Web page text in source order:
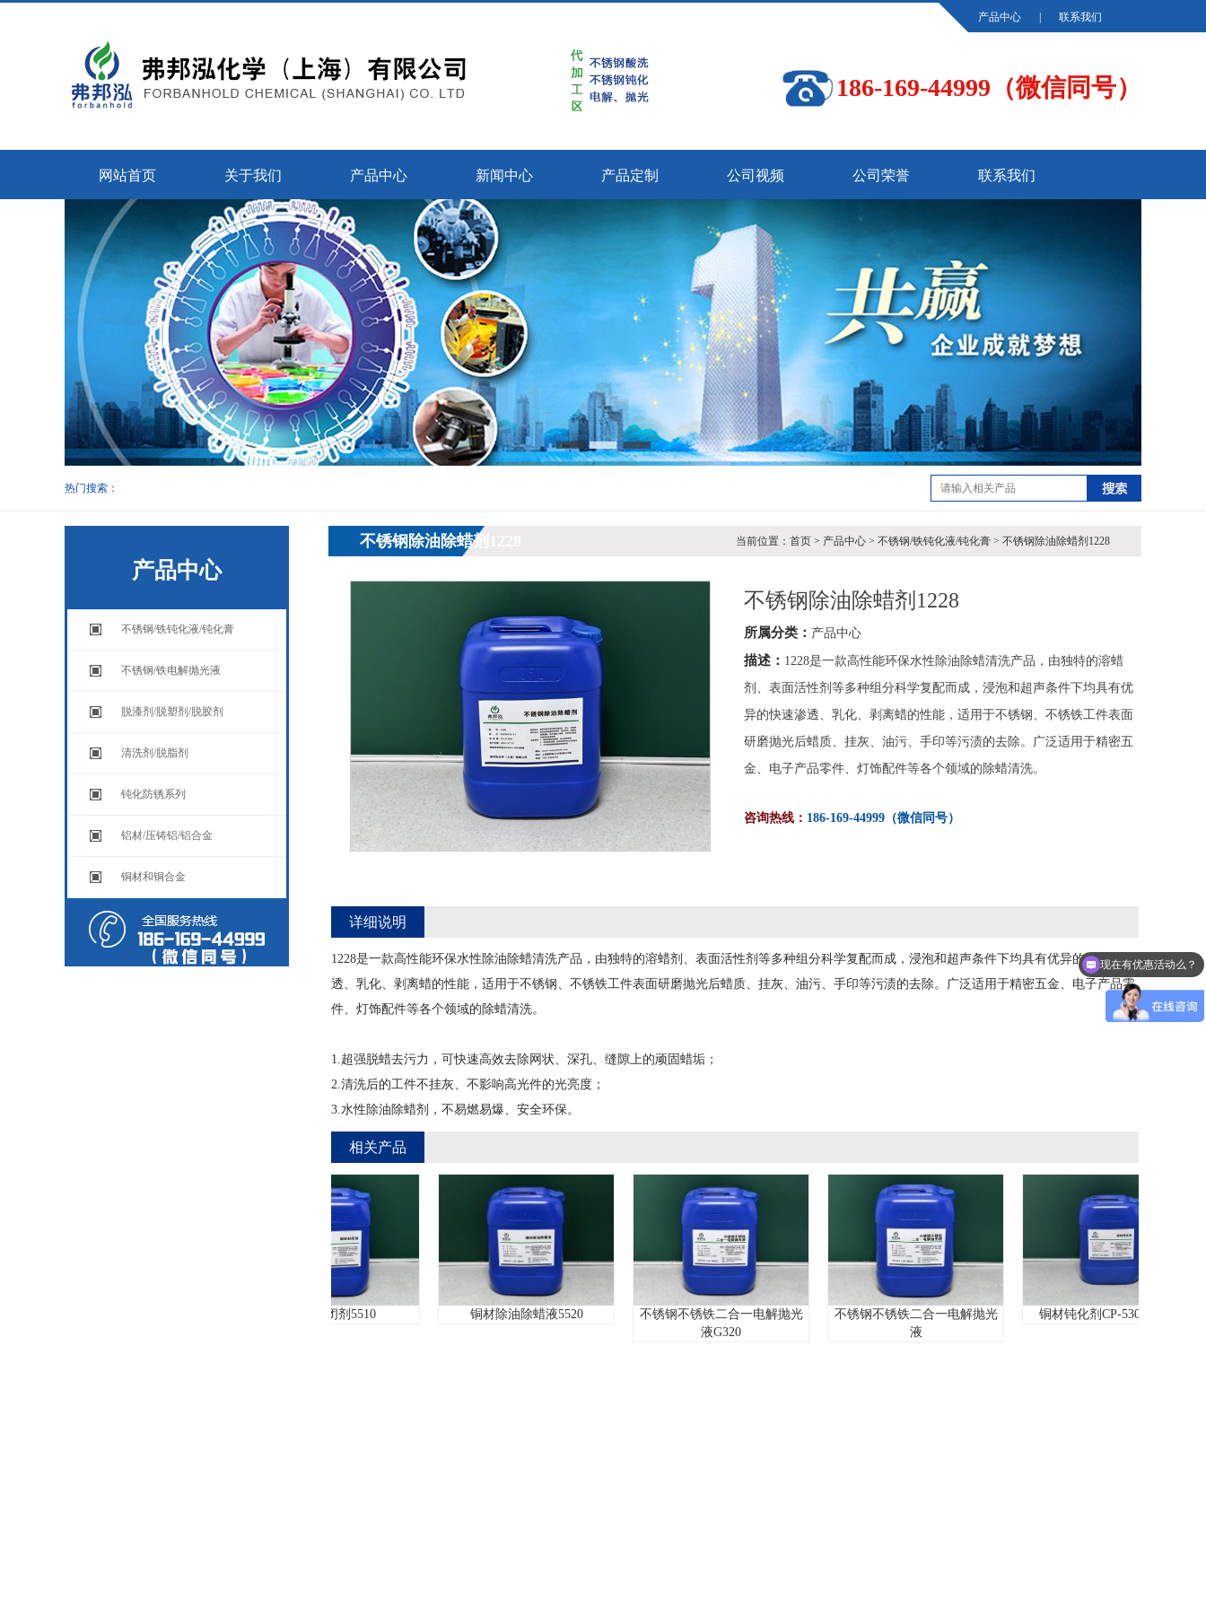
186-169-44999（微信同号）
产品中心 联系我们
网站首页 关于我们 产品中心 新闻中心 产品定制 公司视频 公司荣誉 联系我们
热门搜索：
产品中心
不锈钢/铁钝化液/钝化膏
不锈钢/铁电解抛光液
脱漆剂/脱塑剂/脱胶剂
清洗剂/脱脂剂
钝化防锈系列
铝材/压铸铝/铝合金
铜材和铜合金
不锈钢除油除蜡剂1228 当前位置：首页 > 产品中心 > 不锈钢/铁钝化液/钝化膏 > 不锈钢除油除蜡剂1228
不锈钢除油除蜡剂1228
所属分类： 产品中心
描述： 1228是一款高性能环保水性除油除蜡清洗产品，由独特的溶蜡
剂、表面活性剂等多种组分科学复配而成，浸泡和超声条件下均具有优
异的快速渗透、乳化、剥离蜡的性能，适用于不锈钢、不锈铁工件表面
研磨抛光后蜡质、挂灰、油污、手印等污渍的去除。广泛适用于精密五
金、电子产品零件、灯饰配件等各个领域的除蜡清洗。
咨询热线： 186-169-44999（微信同号）
详细说明
1228是一款高性能环保水性除油除蜡清洗产品，由独特的溶蜡剂、表面活性剂等多种组分科学复配而成，浸泡和超声条件下均具有优异的快速渗
透、乳化、剥离蜡的性能，适用于不锈钢、不锈铁工件表面研磨抛光后蜡质、挂灰、油污、手印等污渍的去除。广泛适用于精密五金、电子产品零
件、灯饰配件等各个领域的除蜡清洗。
1.超强脱蜡去污力，可快速高效去除网状、深孔、缝隙上的顽固蜡垢；
2.清洗后的工件不挂灰、不影响高光件的光亮度；
3.水性除油除蜡剂，不易燃易爆、安全环保。
相关产品
铜材封闭剂5510 铜材除油除蜡液5520
不锈钢不锈铁二合一电解抛光
液G320
不锈钢不锈铁二合一电解抛光
铜材钝化剂CP-530L(浓缩)
现在有优惠活动么？